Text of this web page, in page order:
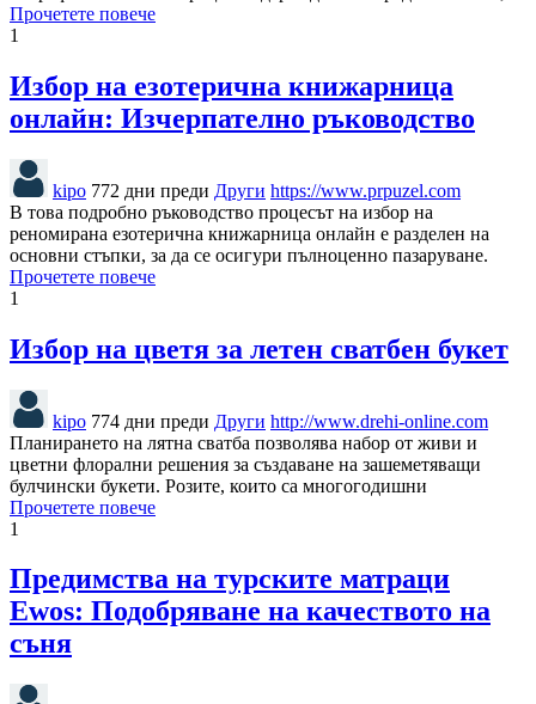
Прочетете повече
1
Избор на езотерична книжарница
онлайн: Изчерпателно ръководство
kipo 772 дни преди Други https://www.prpuzel.com
В това подробно ръководство процесът на избор на
реномирана езотерична книжарница онлайн е разделен на
основни стъпки, за да се осигури пълноценно пазаруване.
Прочетете повече
1
Избор на цветя за летен сватбен букет
kipo 774 дни преди Други http://www.drehi-online.com
Планирането на лятна сватба позволява набор от живи и
цветни флорални решения за създаване на зашеметяващи
булчински букети. Розите, които са многогодишни
Прочетете повече
1
Предимства на турските матраци
Ewos: Подобряване на качеството на
съня